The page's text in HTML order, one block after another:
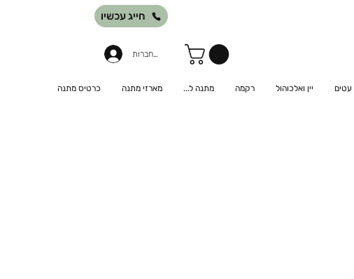
חייג עכשיו
להתחברות
עטים יין ואלכוהול רקמה מתנה ל... מארזי מתנה כרטיס מתנה